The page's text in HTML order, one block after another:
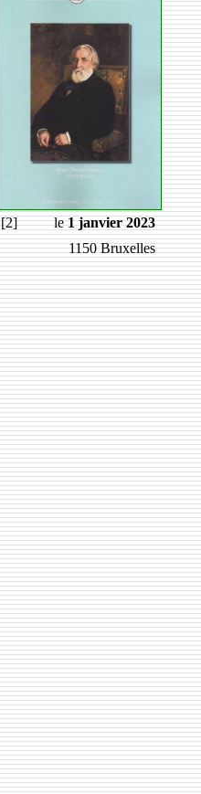
[2] le1 janvier 2023
1150 Bruxelles